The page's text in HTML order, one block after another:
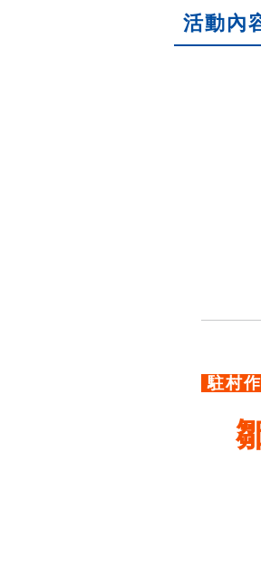
活動內
駐村